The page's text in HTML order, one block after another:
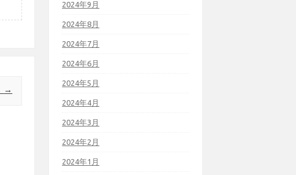
→
2024年9月
2024年8月
2024年7月
2024年6月
2024年5月
2024年4月
2024年3月
2024年2月
2024年1月